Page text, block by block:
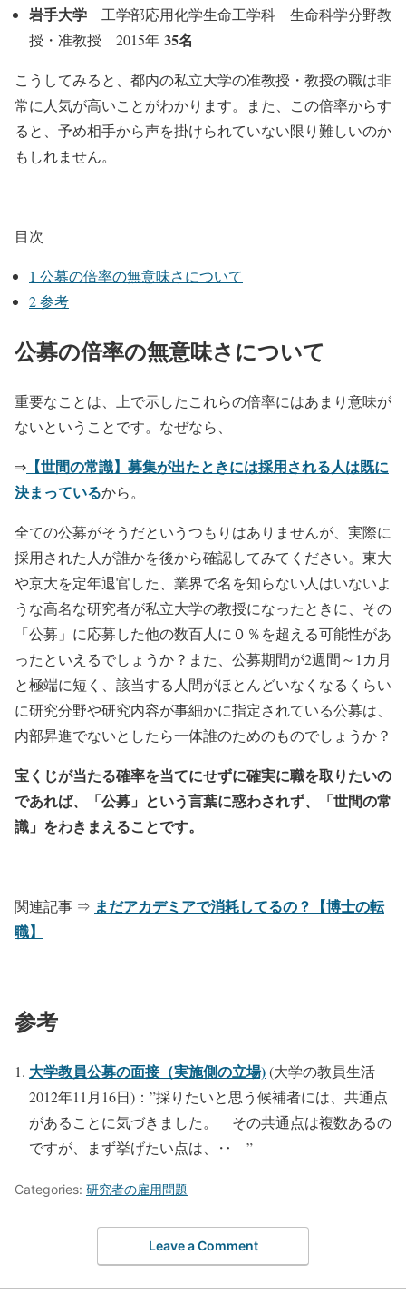
岩手大学 工学部応用化学生命工学科 生命科学分野教
授・准教授 2015年 35名
こうしてみると、都内の私立大学の准教授・教授の職は非
常に人気が高いことがわかります。また、この倍率からす
ると、予め相手から声を掛けられていない限り難しいのか
もしれません。
目次
1 公募の倍率の無意味さについて
2参考
公募の倍率の無意味さについて
重要なことは、上で示したこれらの倍率にはあまり意味が
ないということです。なぜなら、
⇒ 【世間の常識】募集が出たときには採用される人は既に
決まっているから。
全ての公募がそうだというつもりはありませんが、実際に
採用された人が誰かを後から確認してみてください。東大
や京大を定年退官した、業界で名を知らない人はいないよ
うな高名な研究者が私立大学の教授になったときに、その
「公募」に応募した他の数百人に０％を超える可能性があ
ったといえるでしょうか？また、公募期間が2週間～1カ月
と極端に短く、該当する人間がほとんどいなくなるくらい
に研究分野や研究内容が事細かに指定されている公募は、
内部昇進でないとしたら一体誰のためのものでしょうか？
宝くじが当たる確率を当てにせずに確実に職を取りたいの
であれば、「公募」という言葉に惑わされず、「世間の常
識」をわきまえることです。
関連記事 ⇒ まだアカデミアで消耗してるの？【博士の転
職】
参考
大学教員公募の面接（実施側の立場)(大学の教員生活
2012年11月16日)：”採りたいと思う候補者には、共通点
があることに気づきました。 その共通点は複数あるの
ですが、まず挙げたい点は、‥ ”
Categories: 研究者の雇用問題
Leave a Comment